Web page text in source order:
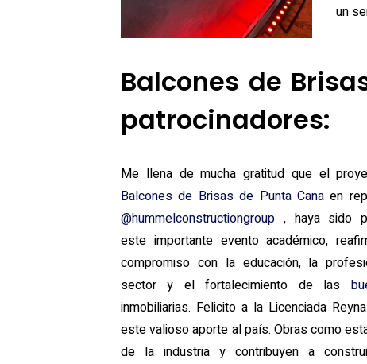
un
Balcones de
patrocinadores:
Me llena de mucha gratitud que el
Balcones de Brisas de Punta Canaen
@hummelconstructiongroup , haya sido
este importante evento académico,
compromiso con la educación, la
sector y el fortalecimiento de las
inmobiliarias. Felicito a la Licenciada
este valioso aporte al país. Obras como
de la industria y contribuyen a